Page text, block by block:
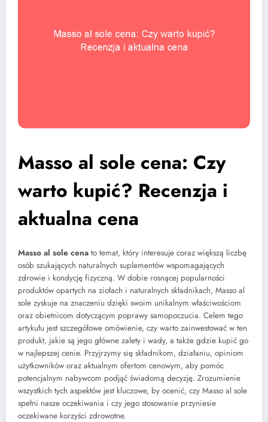
Masso al sole cena: Czy
warto kupić? Recenzja i
aktualna cena
Masso al sole cena to temat, który interesuje coraz większą liczbę
osób szukających naturalnych suplementów wspomagających
zdrowie i kondycję fizyczną. W dobie rosnącej popularności
produktów opartych na ziołach i naturalnych składnikach, Masso al
sole zyskuje na znaczeniu dzięki swoim unikalnym właściwościom
oraz obietnicom dotyczącym poprawy samopoczucia. Celem tego
artykułu jest szczegółowe omówienie, czy warto zainwestować w ten
produkt, jakie są jego główne zalety i wady, a także gdzie kupić go
w najlepszej cenie. Przyjrzymy się składnikom, działaniu, opiniom
użytkowników oraz aktualnym ofertom cenowym, aby pomóc
potencjalnym nabywcom podjąć świadomą decyzję. Zrozumienie
wszystkich tych aspektów jest kluczowe, by ocenić, czy Masso al sole
spełni nasze oczekiwania i czy jego stosowanie przyniesie
oczekiwane korzyści zdrowotne.